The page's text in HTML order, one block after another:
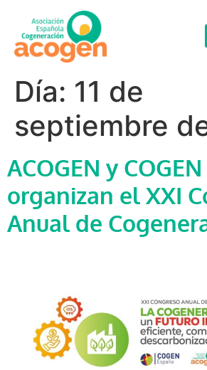
Día: 11 de
septiembre
ACOGEN y
organizan el XXI
Anual de